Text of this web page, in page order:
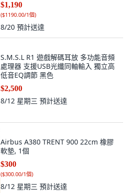
$1,190
($1190.00/1個)
8/20 預計送達
S.M.S.L R1 遊戲解碼耳放 多功能音頻
處理器 支援USB光纖同軸輸入 獨立高
低音EQ調節 黑色
$2,500
8/12 星期三 預計送達
Airbus A380 TRENT 900 22cm 橡膠
軟墊, 1個
$300
($300.00/1個)
8/12 星期三 預計送達